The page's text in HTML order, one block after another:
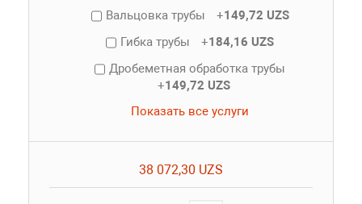
Вальцовка трубы
+149,72 UZS
Гибка трубы
+184,16 UZS
Дробеметная обработка трубы
+149,72 UZS
Показать все услуги
38 072,30 UZS